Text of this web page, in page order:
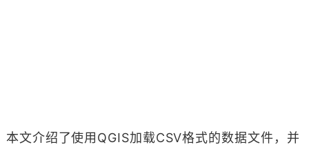
本文介绍了使用QGIS加载CSV格式的数据文件，并